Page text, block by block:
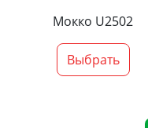
Мокко U2502
Выбрать